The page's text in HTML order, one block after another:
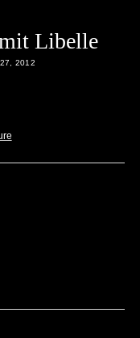
Libelle
2012